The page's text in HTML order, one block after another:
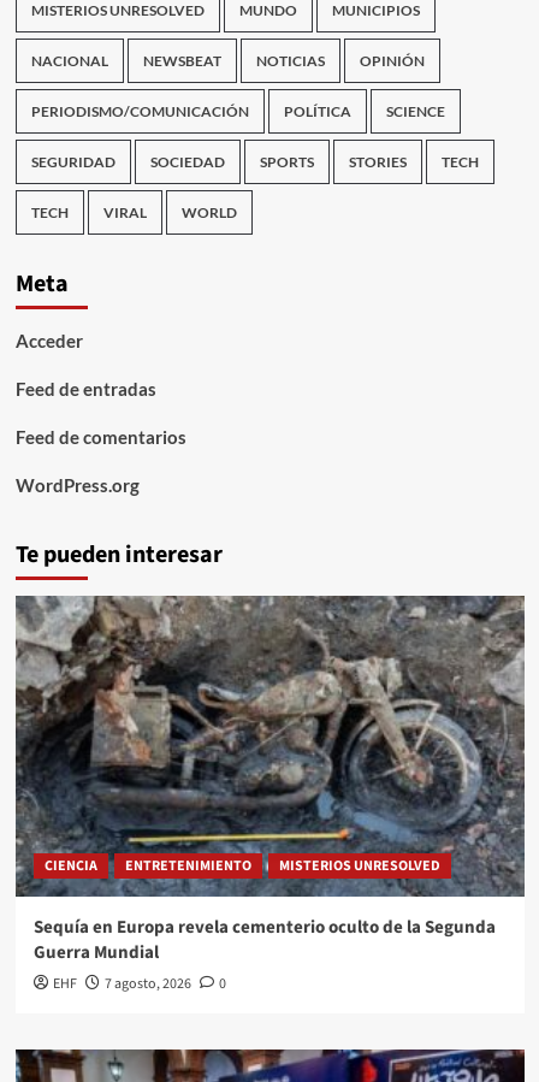
MISTERIOS UNRESOLVED MUNDO MUNICIPIOS
NACIONAL NEWSBEAT NOTICIAS OPINIÓN
PERIODISMO/COMUNICACIÓN POLÍTICA SCIENCE
SEGURIDAD SOCIEDAD SPORTS STORIES TECH
TECH VIRAL WORLD
Meta
Acceder
Feed de entradas
Feed de comentarios
WordPress.org
Te pueden interesar
CIENCIA ENTRETENIMIENTO MISTERIOS UNRESOLVED
Sequía en Europa revela cementerio oculto de la Segunda
Guerra Mundial
EHF 7 agosto, 2026 0